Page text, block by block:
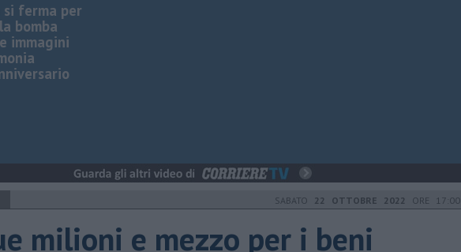
si ferma per
bomba
immagini
SABATO 22 OTTOBRE 2022 ORE 17:00
milioni e mezzo per i beni